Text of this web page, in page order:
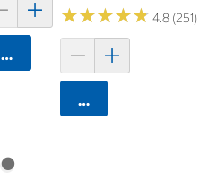
카트에 담기
★★★★★
★★★★★ 4.8 (251)
카트에 담기